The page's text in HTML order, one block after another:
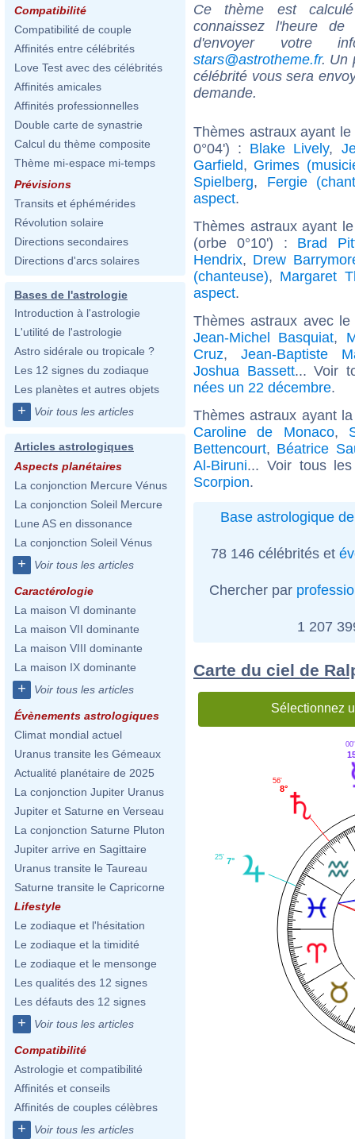
Compatibilité
Compatibilité de couple
Affinités entre célébrités
Love Test avec des célébrités
Affinités amicales
Affinités professionnelles
Double carte de synastrie
Calcul du thème composite
Thème mi-espace mi-temps
Prévisions
Transits et éphémérides
Révolution solaire
Directions secondaires
Directions d'arcs solaires
Bases de l'astrologie
Introduction à l'astrologie
L'utilité de l'astrologie
Astro sidérale ou tropicale ?
Les 12 signes du zodiaque
Les planètes et autres objets
+ Voir tous les articles
Articles astrologiques
Aspects planétaires
La conjonction Mercure Vénus
La conjonction Soleil Mercure
Lune AS en dissonance
La conjonction Soleil Vénus
+ Voir tous les articles
Caractérologie
La maison VI dominante
La maison VII dominante
La maison VIII dominante
La maison IX dominante
+ Voir tous les articles
Évènements astrologiques
Climat mondial actuel
Uranus transite les Gémeaux
Actualité planétaire de 2025
La conjonction Jupiter Uranus
Jupiter et Saturne en Verseau
La conjonction Saturne Pluton
Jupiter arrive en Sagittaire
Uranus transite le Taureau
Saturne transite le Capricorne
Lifestyle
Le zodiaque et l'hésitation
Le zodiaque et la timidité
Le zodiaque et le mensonge
Les qualités des 12 signes
Les défauts des 12 signes
+ Voir tous les articles
Compatibilité
Astrologie et compatibilité
Affinités et conseils
Affinités de couples célèbres
+ Voir tous les articles
Ce thème est
connaissez l'heure
d'envoyer votre
stars@astrotheme.fr. Un
célébrité vous sera
demande.
Thèmes astraux ayant
0°04') : Blake Lively,
Garfield, Grimes
Spielberg, Fergie
aspect.
Thèmes astraux ayant
(orbe 0°10') : Brad
Hendrix, Drew
(chanteuse), Margaret
aspect.
Thèmes astraux avec
Jean-Michel Basquiat,
Cruz, Jean-Baptiste
Joshua Bassett... Voir
nées un 22 décembre.
Thèmes astraux ayant
Caroline de Monaco,
Bettencourt, Béatrice
Al-Biruni... Voir tous
Scorpion.
Base astrologique
78 146 célébrités et
Chercher par
1 207
Carte du ciel de
Sélectionnez
00'
8°
56'
7°
25'